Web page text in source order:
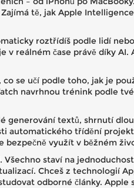
tě, jak Apple
roztřídíš podle lidí
v reálném čase právě díky AI.
se učí podle toho, jak je
navrhnou trénink podle
generování textů, shrnutí
automatického třídění
bezpečně využít v běžném
staví na
Chceš z technologií
odborné články. Apple